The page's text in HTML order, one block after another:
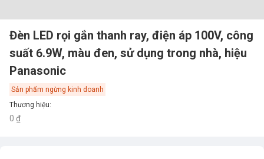
Đèn LED rọi gắn thanh ray, điện áp 100V, công
suất 6.9W, màu đen, sử dụng trong nhà, hiệu
Panasonic
Sản phẩm ngừng kinh doanh
Thương hiệu:
0 ₫